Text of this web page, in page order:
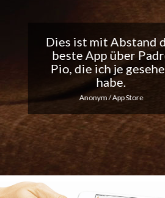
Tolle App, ich
Macht weiter